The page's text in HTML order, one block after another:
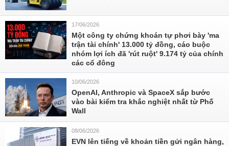
17/06/2026
Một công ty chứng khoán tự phơi bày 'ma
trận tài chính' 13.000 tỷ đồng, cáo buộc
nhóm lợi ích đã 'rút ruột' 9.174 tỷ của chính
các cổ đông
10/06/2026
OpenAI, Anthropic và SpaceX sắp bước
vào bài kiểm tra khắc nghiệt nhất từ Phố
Wall
08/06/2026
EVN lên tiếng về khoản tiền gửi ngân hàng,